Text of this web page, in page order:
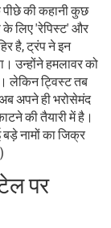
पीछे की कहानी कुछ
के लिए 'रेपिस्ट' और
है, ट्रंप ने इन
उन्होंने हमलावर को
लेकिन ट्विस्ट तब
अपने ही भरोसेमंद
की तैयारी में है।
नामों का जिक्र
पर